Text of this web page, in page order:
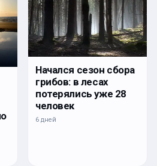
Начался сезон сбора
грибов: в лесах
потерялись уже 28
человек
6 дней